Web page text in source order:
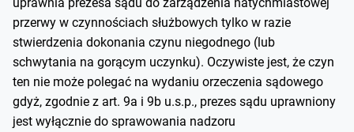
przerwy w czynnościach służbowych tylko w razie
stwierdzenia dokonania czynu niegodnego (lub
schwytania na gorącym uczynku). Oczywiste jest, że czyn
ten nie może polegać na wydaniu orzeczenia sądowego
gdyż, zgodnie z art. 9a i 9b u.s.p., prezes sądu uprawniony
jest wyłącznie do sprawowania nadzoru